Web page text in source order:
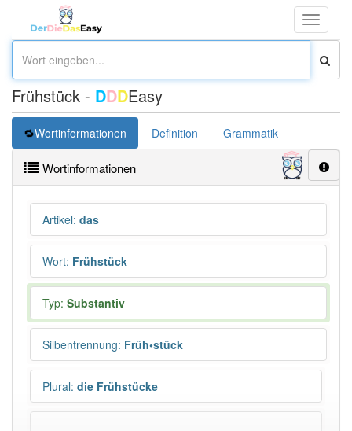
Toggle
Frühstück - DDDEasy
Wortinformationen Definition Grammatik
Wortinformationen
Artikel: das
Wort: Frühstück
Typ: Substantiv
Silbentrennung: Früh•stück
Plural: die Frühstücke